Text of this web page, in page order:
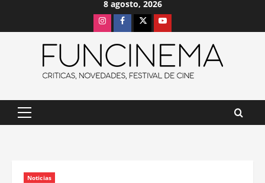
8 agosto, 2026
InstagramFacebook
X Youtube
Menú
Noticias